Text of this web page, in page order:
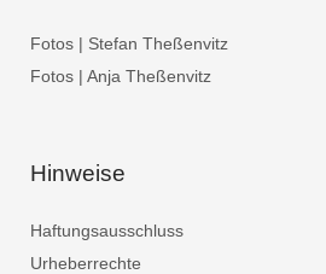
Fotos | Stefan Theßenvitz
Fotos | Anja Theßenvitz
Hinweise
Haftungsausschluss
Urheberrechte